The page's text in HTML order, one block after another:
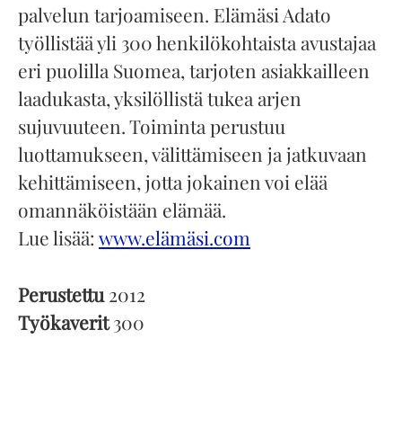
palvelun tarjoamiseen. Elämäsi Adato
työllistää yli 300 henkilökohtaista avustajaa
eri puolilla Suomea, tarjoten asiakkailleen
laadukasta, yksilöllistä tukea arjen
sujuvuuteen. Toiminta perustuu
luottamukseen, välittämiseen ja jatkuvaan
kehittämiseen, jotta jokainen voi elää
omannäköistään elämää.
Lue lisää: www.elämäsi.com
Perustettu2012
Työkaverit300